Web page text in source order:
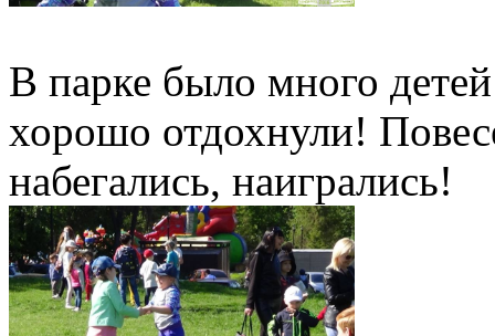
В парке было много
хорошо отдохнули!
набегались, наигрались!